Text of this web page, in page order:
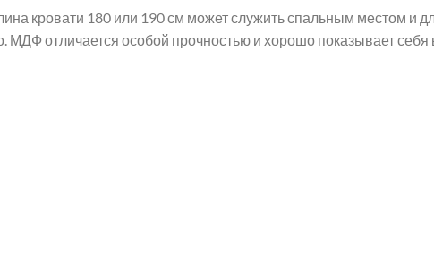
кровати 180 или 190 см может служить спальным местом и
отличается особой прочностью и хорошо показывает себя